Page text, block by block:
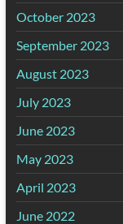
October 2023
September 2023
August 2023
July 2023
June 2023
May 2023
April 2023
June 2022